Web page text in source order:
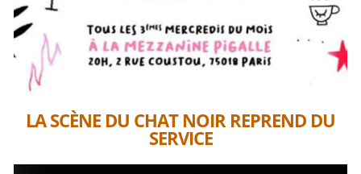
LA SCÈNE DU CHAT NOIR REPREND DU
SERVICE